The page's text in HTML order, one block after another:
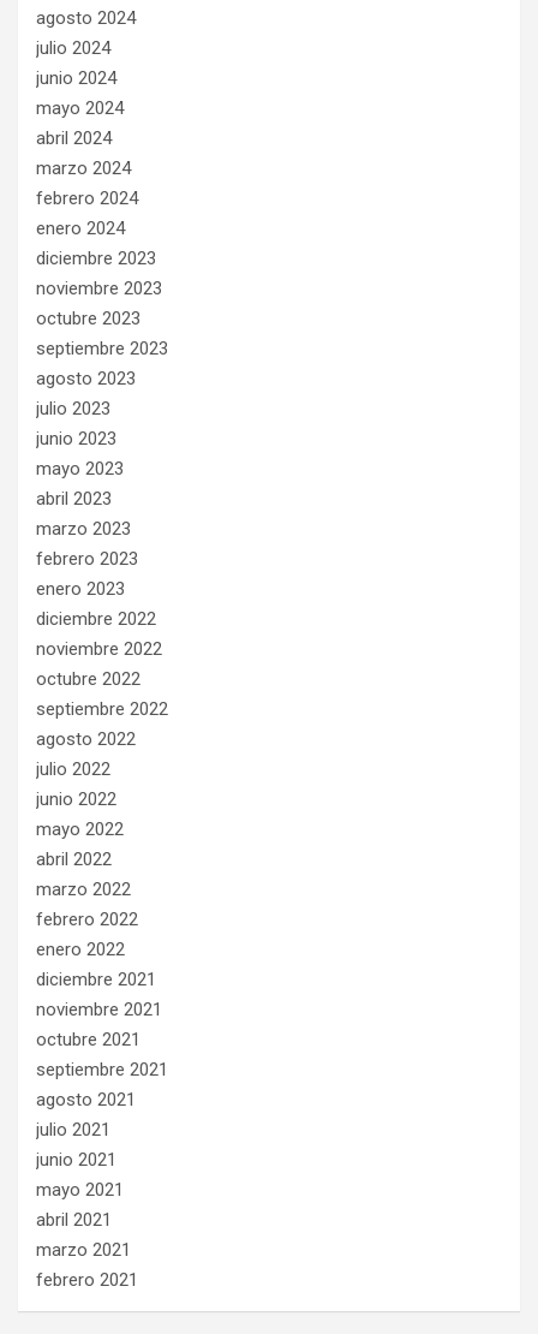
agosto 2024
julio 2024
junio 2024
mayo 2024
abril 2024
marzo 2024
febrero 2024
enero 2024
diciembre 2023
noviembre 2023
octubre 2023
septiembre 2023
agosto 2023
julio 2023
junio 2023
mayo 2023
abril 2023
marzo 2023
febrero 2023
enero 2023
diciembre 2022
noviembre 2022
octubre 2022
septiembre 2022
agosto 2022
julio 2022
junio 2022
mayo 2022
abril 2022
marzo 2022
febrero 2022
enero 2022
diciembre 2021
noviembre 2021
octubre 2021
septiembre 2021
agosto 2021
julio 2021
junio 2021
mayo 2021
abril 2021
marzo 2021
febrero 2021